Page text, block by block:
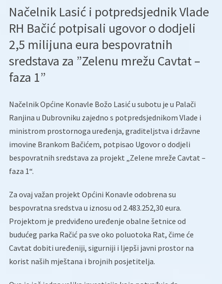
Načelnik Lasić i potpredsjednik Vlade
RH Bačić potpisali ugovor o dodjeli
2,5 milijuna eura bespovratnih
sredstava za ”Zelenu mrežu Cavtat –
faza 1”
Načelnik Općine Konavle Božo Lasić u subotu je u Palači
Ranjina u Dubrovniku zajedno s potpredsjednikom Vlade i
ministrom prostornoga uređenja, graditeljstva i državne
imovine Brankom Bačićem, potpisao Ugovor o dodjeli
bespovratnih sredstava za projekt „Zelene mreže Cavtat –
faza 1“.
Za ovaj važan projekt Općini Konavle odobrena su
bespovratna sredstva u iznosu od 2.483.252,30 eura.
Projektom je predviđeno uređenje obalne šetnice od
budućeg parka Račić pa sve oko poluotoka Rat, čime će
Cavtat dobiti uređeniji, sigurniji i ljepši javni prostor na
korist naših mještana i brojnih posjetitelja.